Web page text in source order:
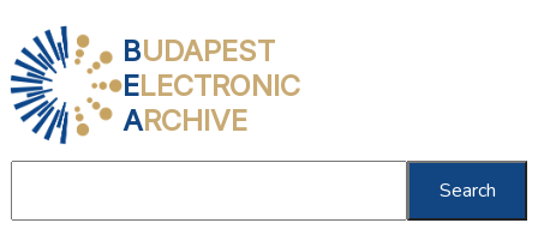
BUDAPEST
ELECTRONIC
ARCHIVE
Search